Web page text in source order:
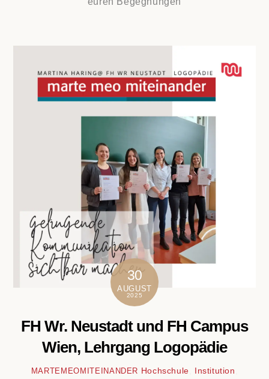
30
AUGUST
2025
FH Wr. Neustadt und FH Campus
Wien, Lehrgang Logopädie
MARTEMEOMITEINANDER Hochschule Institution